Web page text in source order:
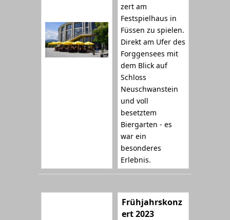
zert am
Festspielhaus in
Füssen zu spielen.
Direkt am Ufer des
Forggensees mit
dem Blick auf
Schloss
Neuschwanstein
und voll
besetztem
Biergarten - es
war ein
besonderes
Erlebnis.
Frühjahrskonz
ert 2023